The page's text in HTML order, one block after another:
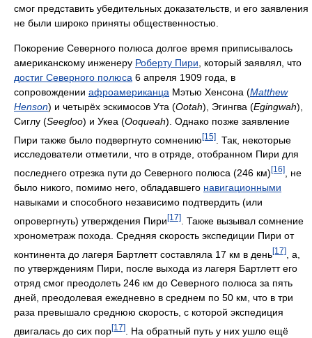
смог представить убедительных доказательств, и его заявления
не были широко приняты общественностью.
Покорение Северного полюса долгое время приписывалось
американскому инженеру Роберту Пири , который заявлял, что
достиг Северного полюса 6 апреля 1909 года, в
сопровождении афроамериканца Мэтью Хенсона (Matthew
Henson) и четырёх эскимосов Ута (Ootah), Эгингва (Egingwah),
Сиглу (Seegloo) и Укеа (Ooqueah). Однако позже заявление
Пири также было подвергнуто сомнению[15]
. Так, некоторые
исследователи отметили, что в отряде, отобранном Пири для
последнего отрезка пути до Северного полюса (246 км) [16]
, не
было никого, помимо него, обладавшего навигационными
навыками и способного независимо подтвердить (или
опровергнуть) утверждения Пири [17]
. Также вызывал сомнение
хронометраж похода. Средняя скорость экспедиции Пири от
континента до лагеря Бартлетт составляла 17 км в день[17]
, а,
по утверждениям Пири, после выхода из лагеря Бартлетт его
отряд смог преодолеть 246 км до Северного полюса за пять
дней, преодолевая ежедневно в среднем по 50 км, что в три
раза превышало среднюю скорость, с которой экспедиция
двигалась до сих пор[17]
. На обратный путь у них ушло ещё